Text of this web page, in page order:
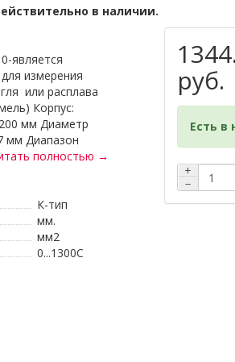
в наличии.
является
измерения
или расплава
Корпус:
мм Диаметр
мм Диапазон
полностью →
К-тип
мм.
мм2
0...1300C
руб.
Есть в
+
−